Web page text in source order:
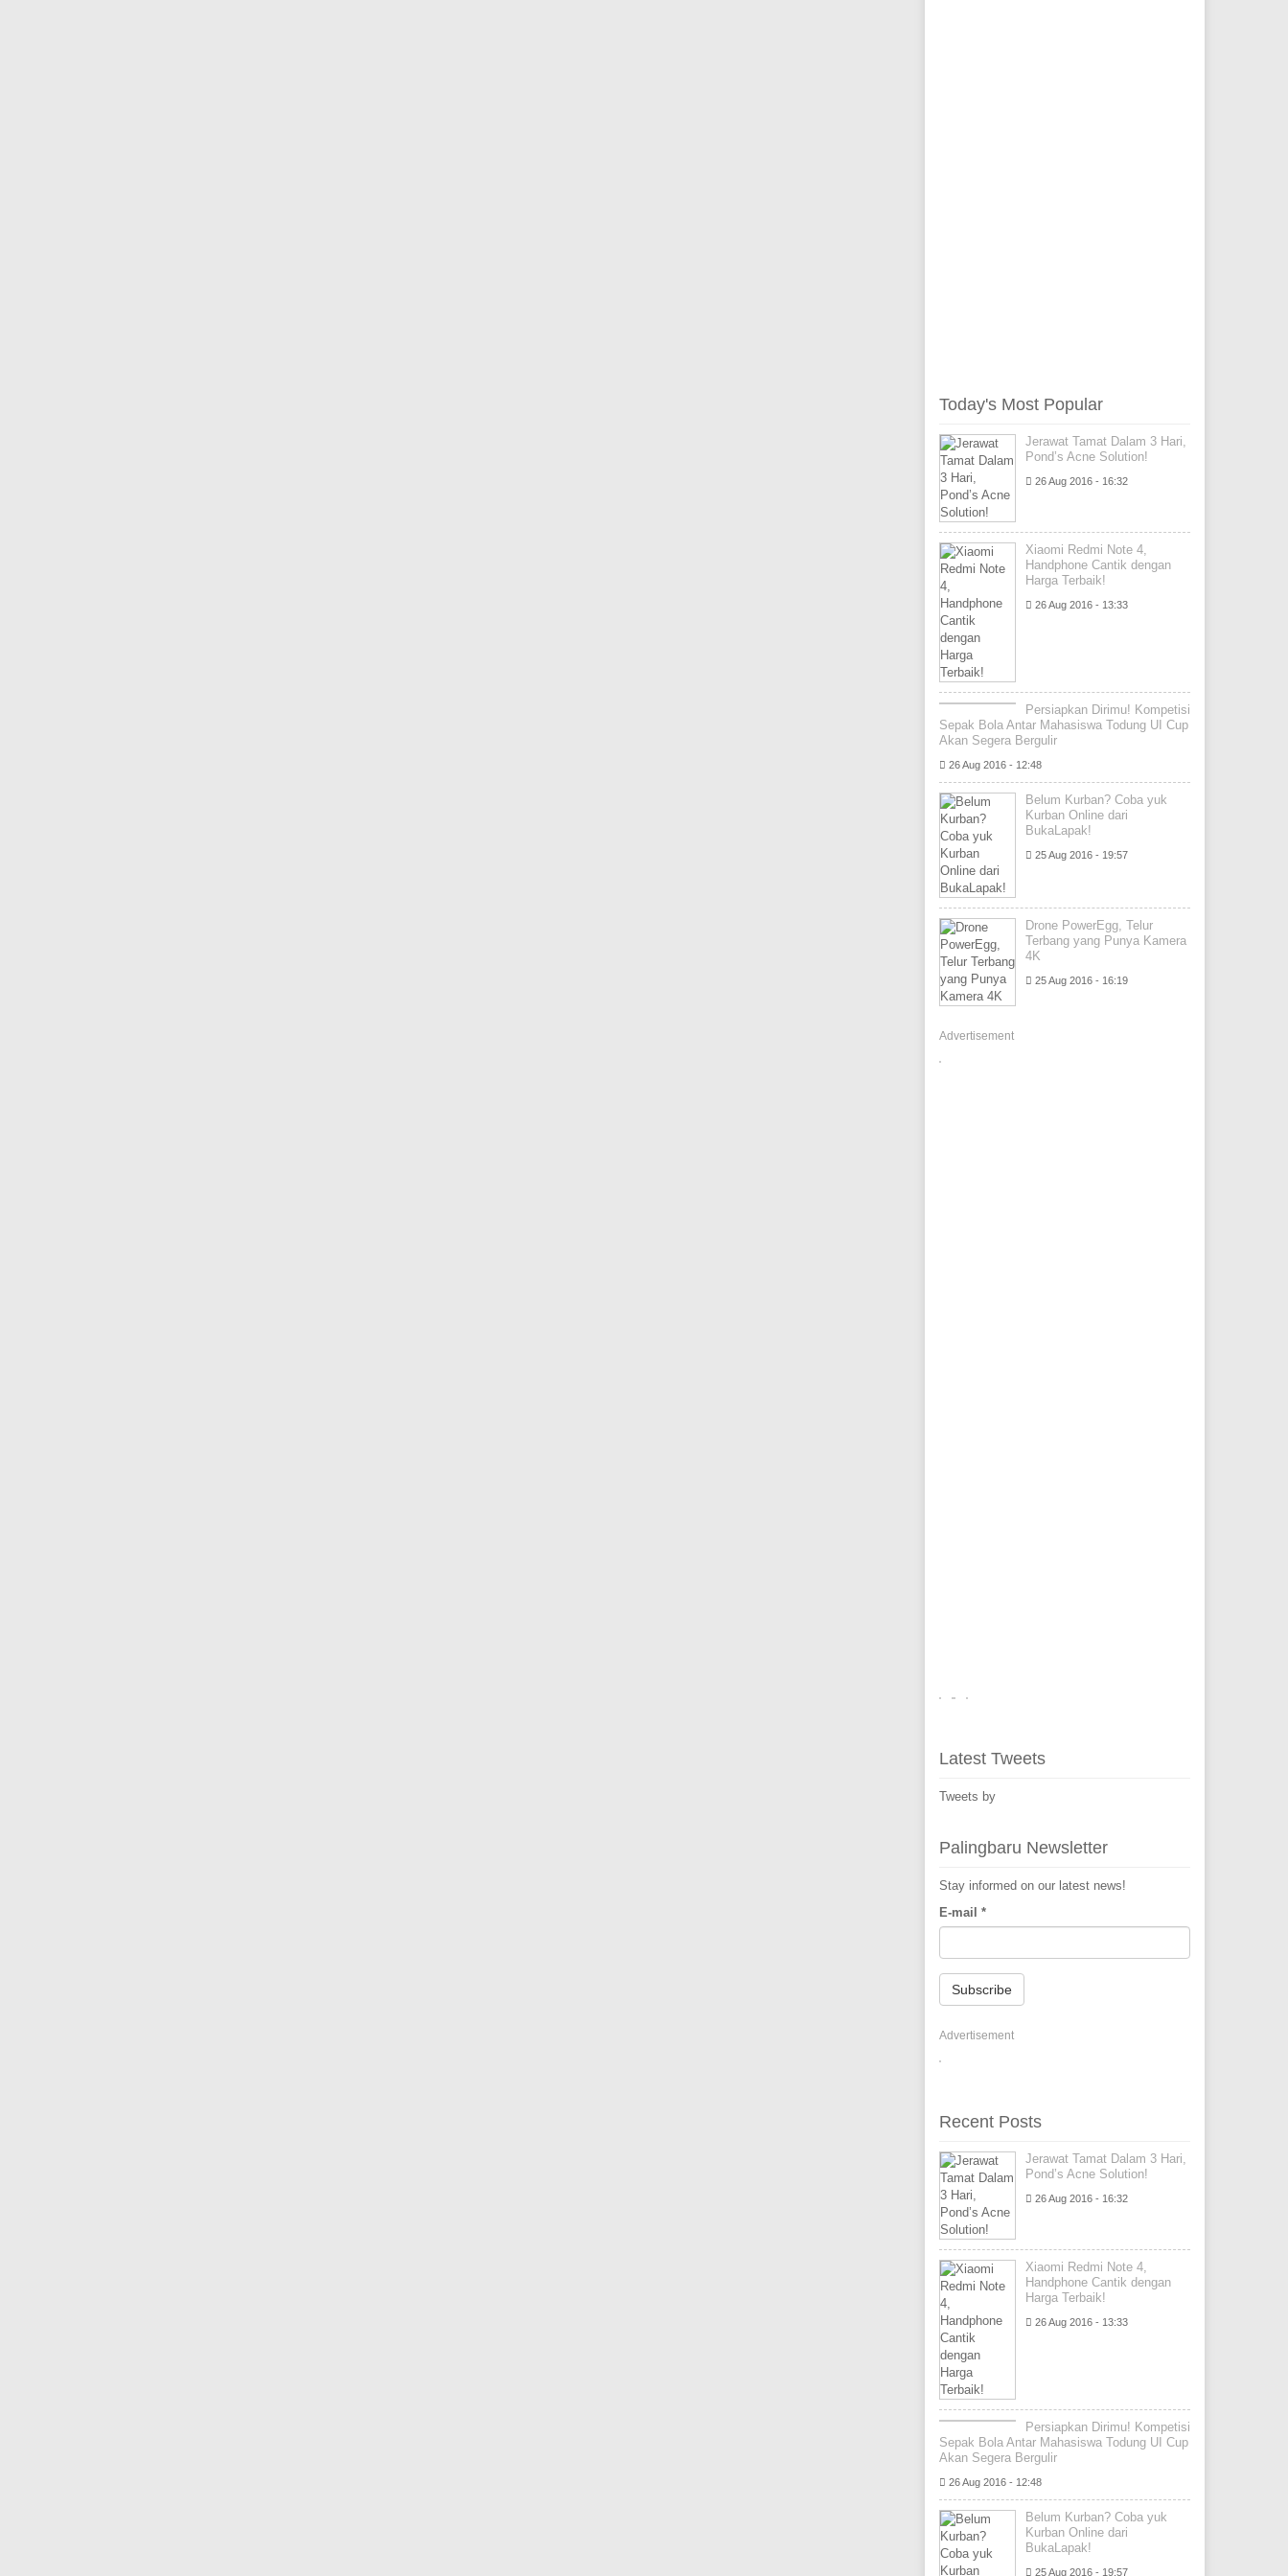
Today's Most Popular
Jerawat Tamat Dalam 3 Hari,
Pond’s Acne Solution!
26 Aug 2016 - 16:32
Xiaomi Redmi Note 4,
Handphone Cantik dengan
Harga Terbaik!
26 Aug 2016 - 13:33
Persiapkan Dirimu! Kompetisi
Sepak Bola Antar Mahasiswa Todung UI Cup
Akan Segera Bergulir
26 Aug 2016 - 12:48
Belum Kurban? Coba yuk
Kurban Online dari
BukaLapak!
25 Aug 2016 - 19:57
Drone PowerEgg, Telur
Terbang yang Punya Kamera
4K
25 Aug 2016 - 16:19
Advertisement
Latest Tweets
Tweets by
Palingbaru Newsletter
Stay informed on our latest news!
E-mail *
Subscribe
Advertisement
Recent Posts
Jerawat Tamat Dalam 3 Hari,
Pond’s Acne Solution!
26 Aug 2016 - 16:32
Xiaomi Redmi Note 4,
Handphone Cantik dengan
Harga Terbaik!
26 Aug 2016 - 13:33
Persiapkan Dirimu! Kompetisi
Sepak Bola Antar Mahasiswa Todung UI Cup
Akan Segera Bergulir
26 Aug 2016 - 12:48
Belum Kurban? Coba yuk
Kurban Online dari
BukaLapak!
25 Aug 2016 - 19:57